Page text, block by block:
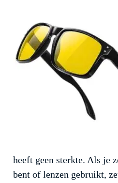
heeft geen sterkte. Als je
bent of lenzen gebruikt,